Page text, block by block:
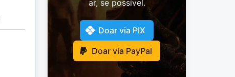
ar, se possivel.
Doar via PIX
Doar via PayPal